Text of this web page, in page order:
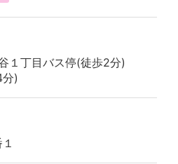
１丁目バス停(徒歩2分)
)